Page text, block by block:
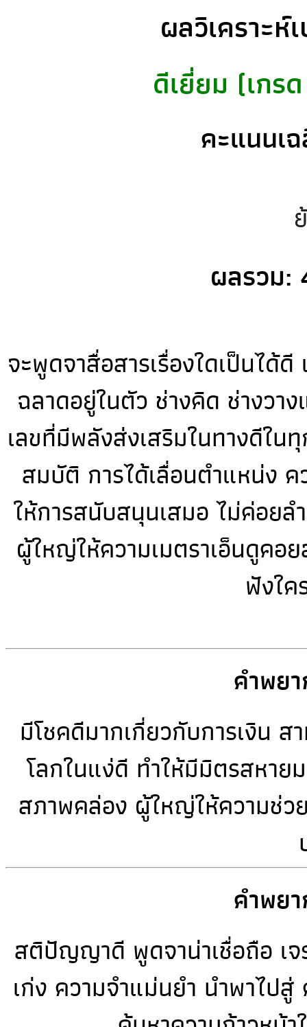
ผลวิเคราะห์
ดีเยี่ยม (เกร
คะแนนเ
ผลรวม:
จะพูดจาสื่อสารเรื่องใดเป็นได้
ฉลาดอยู่ในตัว ช่างคิด ช่างวา
เลขที่มีพลังส่งเสริมในทางดีใ
สมบัติ การได้เลื่อนตำแหน่ง
ให้การสนับสนุนเสมอ ไม่ค่อยล
ผู้ใหญ่ให้ความเมตราเอ็นดูค
ฟังใค
คำพย
มีโชคดีมากเกี่ยวกับการเงิน ส
โลกในแง่ดี ทำให้มีมิตรสหา
สภาพคล่อง ผู้ใหญ่ให้ความช่ว
คำพย
สติปัญญาดี พูดจาน่าเชื่อถือ เ
เก่ง ความจำแม่นยำ นำพาไป